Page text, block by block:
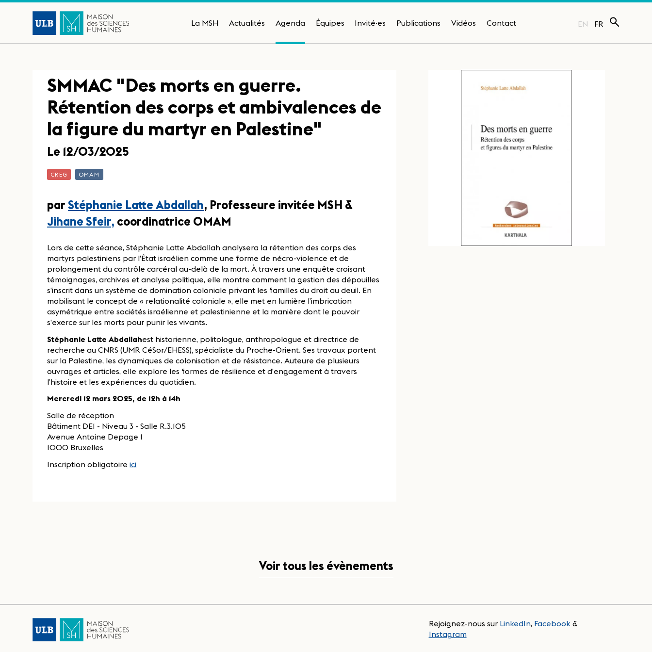
La MSH Actualités Agenda Équipes Invité·es Publications Vidéos Contact EN FR
SMMAC "Des morts en guerre.
Rétention des corps et ambivalences de
la figure du martyr en Palestine"
Le 12/03/2025
CREG OMAM
parStéphanie Latte Abdallah, Professeure invitée MSH &
Jihane Sfeir, coordinatrice OMAM
Lors de cette séance, Stéphanie Latte Abdallah analysera la rétention des corps des
martyrs palestiniens par l’État israélien comme une forme de nécro-violence et de
prolongement du contrôle carcéral au-delà de la mort. À travers une enquête croisant
témoignages, archives et analyse politique, elle montre comment la gestion des dépouilles
s’inscrit dans un système de domination coloniale privant les familles du droit au deuil. En
mobilisant le concept de « relationalité coloniale », elle met en lumière l’imbrication
asymétrique entre sociétés israélienne et palestinienne et la manière dont le pouvoir
s’exerce sur les morts pour punir les vivants.
Stéphanie Latte Abdallahest historienne, politologue, anthropologue et directrice de
recherche au CNRS (UMR CéSor/EHESS), spécialiste du Proche-Orient. Ses travaux portent
sur la Palestine, les dynamiques de colonisation et de résistance. Auteure de plusieurs
ouvrages et articles, elle explore les formes de résilience et d’engagement à travers
l’histoire et les expériences du quotidien.
Mercredi 12 mars 2025, de 12h à 14h
Salle de réception
Bâtiment DE1 - Niveau 3 - Salle R.3.105
Avenue Antoine Depage 1
1000 Bruxelles
Inscription obligatoireici
Voir tous les évènements
Rejoignez-nous sur LinkedIn, Facebook &
Instagram